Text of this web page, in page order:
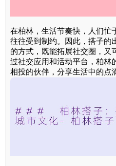
在柏林，生活节奏快，人们忙
往往受到制约。因此，搭子的
的方式，既能拓展社交圈，又
过社交应用和活动平台，柏林
相投的伙伴，分享生活中的点